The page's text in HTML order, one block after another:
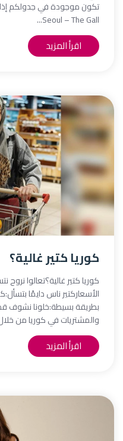
Seoul – The Gall...
اقرأ المزيد
كوريا كتير غالية؟
الأسعاركتير ناس دايمًا
بطريقة بسيطة:خلونا
والمشتريات في كوريا من
اقرأ المزيد